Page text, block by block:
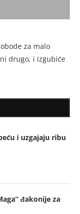
za malo
drugo, i izgubiće
i uzgajaju ribu
đakonije za